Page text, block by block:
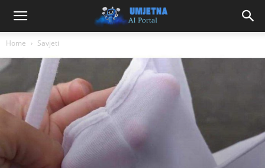
Home Savjeti